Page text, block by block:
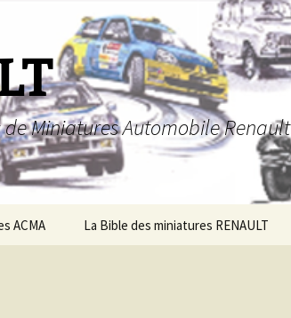
Miniatures Automobile Renault
ACMA La Bible des miniatures RENAULT